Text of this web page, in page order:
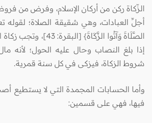
الزّكاة ركن من أركان الإسلام، وفرض من
أجلِّ العبادات، وهي شقيقة الصلاة؛ لقوله
الصَّلَاةَ وَآتُوا الزَّكَاةَ}
إذا بلغ النصاب وحال عليه الحول؛ لأنه
شروط الزكاة، فيزكى في كل سنة قمرية.
وأما الحسابات المجمدة التي لا يستطيع
فيها، فهي على قسمين: